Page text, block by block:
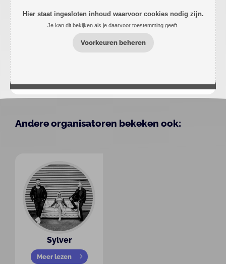
Hier staat ingesloten inhoud waarvoor cookies nodig zijn.
Je kan dit bekijken als je daarvoor toestemming geeft.
Voorkeuren beheren
Andere organisatoren bekeken ook:
Sylver
Meer lezen